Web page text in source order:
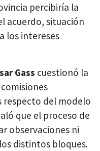
percibiría la
acuerdo, situación
los intereses
Gass cuestionó la
respecto del modelo
que el proceso de
observaciones ni
distintos bloques.